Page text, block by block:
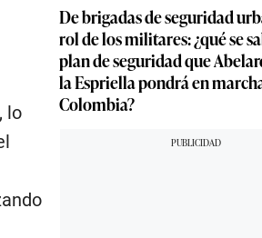
lo
De brigadas de seguridad
rol de los militares: ¿qué se
plan de seguridad que
la Espriella pondrá en
Colombia?